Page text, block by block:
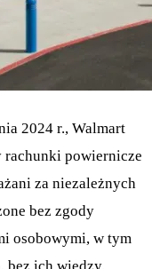
2024 r., Walmart
rachunki powiernicze
za niezależnych
bez zgody
osobowymi, w tym